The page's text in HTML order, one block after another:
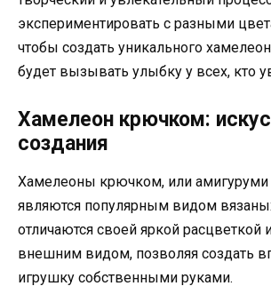
экспериментировать с разными
чтобы создать уникального
будет вызывать улыбку у всех, кто
Хамелеон крючком:
создания
Хамелеоны крючком, или
являются популярным видом
отличаются своей яркой расцветкой
внешним видом, позволяя создать
игрушку собственными руками.